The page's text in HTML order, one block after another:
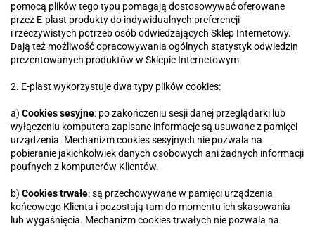
pomocą plików tego typu pomagają dostosowywać oferowane
przez E-plast produkty do indywidualnych preferencji
i rzeczywistych potrzeb osób odwiedzających Sklep Internetowy.
Dają też możliwość opracowywania ogólnych statystyk odwiedzin
prezentowanych produktów w Sklepie Internetowym.
2. E-plast wykorzystuje dwa typy plików cookies:
a) Cookies sesyjne: po zakończeniu sesji danej przeglądarki lub
wyłączeniu komputera zapisane informacje są usuwane z pamięci
urządzenia. Mechanizm cookies sesyjnych nie pozwala na
pobieranie jakichkolwiek danych osobowych ani żadnych informacji
poufnych z komputerów Klientów.
b) Cookies trwałe: są przechowywane w pamięci urządzenia
końcowego Klienta i pozostają tam do momentu ich skasowania
lub wygaśnięcia. Mechanizm cookies trwałych nie pozwala na